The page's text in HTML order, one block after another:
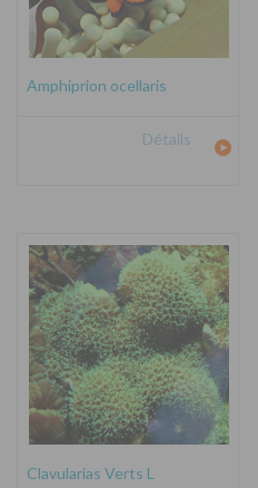
Amphiprion ocellaris
Détails
Clavularias Verts L